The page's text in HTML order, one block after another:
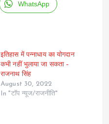
WhatsApp
इतिहास में पन्नाधाय का योगदान
कभी नहीं भुलाया जा सकता –
राजनाथ सिंह
August 30, 2022
In "टॉप न्यूज/राजनीति"